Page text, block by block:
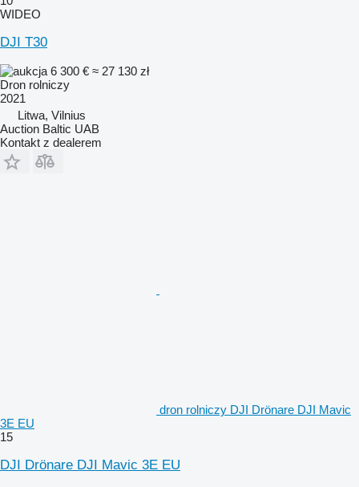
WIDEO
DJI T30
6 300 € ≈ 27 130 zł
Dron rolniczy
2021
Litwa, Vilnius
Auction Baltic UAB
Kontakt z dealerem
dron rolniczy DJI Drönare DJI Mavic
3E EU
15
DJI Drönare DJI Mavic 3E EU